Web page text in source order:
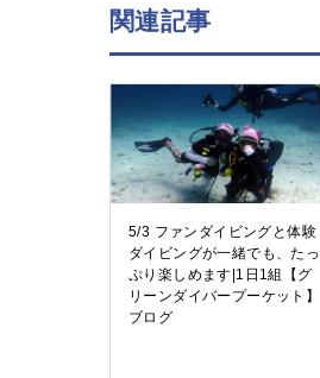
関連記事
5/3 ファンダイビングと体験
ダイビングが一緒でも、たっ
ぷり楽しめます|1日1組【グ
リーンダイバープーケット】
ブログ